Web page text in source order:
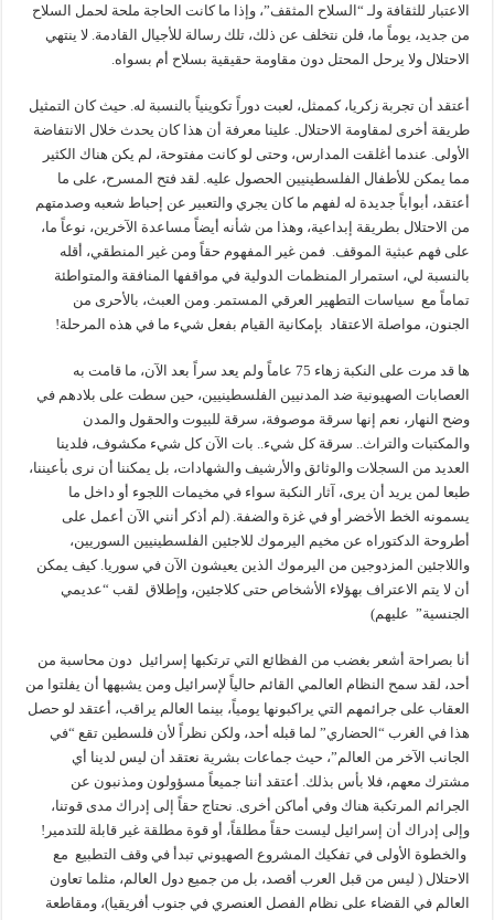
الاعتبار للثقافة ولـ “السلاح المثقف”، وإذا ما كانت الحاجة ملحة لحمل السلاح
من جديد، يوماً ما، فلن نتخلف عن ذلك، تلك رسالة للأجيال القادمة. لا ينتهي
الاحتلال ولا يرحل المحتل دون مقاومة حقيقية بسلاح أم بسواه.
أعتقد أن تجربة زكريا، كممثل، لعبت دوراً تكوينياً بالنسبة له. حيث كان التمثيل
طريقة أخرى لمقاومة الاحتلال. علينا معرفة أن هذا كان يحدث خلال الانتفاضة
الأولى. عندما أغلقت المدارس، وحتى لو كانت مفتوحة، لم يكن هناك الكثير
مما يمكن للأطفال الفلسطينيين الحصول عليه. لقد فتح المسرح، على ما
أعتقد، أبواباً جديدة له لفهم ما كان يجري والتعبير عن إحباط شعبه وصدمتهم
من الاحتلال بطريقة إبداعية، وهذا من شأنه أيضاً مساعدة الآخرين، نوعاً ما،
على فهم عبثية الموقف. فمن غير المفهوم حقاً ومن غير المنطقي، أقله
بالنسبة لي، استمرار المنظمات الدولية في مواقفها المنافقة والمتواطئة
تماماً مع سياسات التطهير العرقي المستمر. ومن العبث، بالأحرى من
الجنون، مواصلة الاعتقاد بإمكانية القيام بفعل شيء ما في هذه المرحلة!
ها قد مرت على النكبة زهاء 75 عاماً ولم يعد سراً بعد الآن، ما قامت به
العصابات الصهيونية ضد المدنيين الفلسطينيين، حين سطت على بلادهم في
وضح النهار، نعم إنها سرقة موصوفة، سرقة للبيوت والحقول والمدن
والمكتبات والتراث.. سرقة كل شيء.. بات الآن كل شيء مكشوف، فلدينا
العديد من السجلات والوثائق والأرشيف والشهادات، بل يمكننا أن نرى بأعيننا،
طبعا لمن يريد أن يرى، آثار النكبة سواء في مخيمات اللجوء أو داخل ما
يسمونه الخط الأخضر أو في غزة والضفة. (لم أذكر أنني الآن أعمل على
أطروحة الدكتوراه عن مخيم اليرموك للاجئين الفلسطينيين السوريين،
واللاجئين المزدوجين من اليرموك الذين يعيشون الآن في سوريا. كيف يمكن
أن لا يتم الاعتراف بهؤلاء الأشخاص حتى كلاجئين، وإطلاق لقب “عديمي
الجنسية” عليهم)
أنا بصراحة أشعر بغضب من الفظائع التي ترتكبها إسرائيل دون محاسبة من
أحد، لقد سمح النظام العالمي القائم حالياً لإسرائيل ومن يشبهها أن يفلتوا من
العقاب على جرائمهم التي يراكبونها يومياً، بينما العالم يراقب، أعتقد لو حصل
هذا في الغرب “الحضاري” لما قبله أحد، ولكن نظراً لأن فلسطين تقع “في
الجانب الآخر من العالم”، حيث جماعات بشرية نعتقد أن ليس لدينا أي
مشترك معهم، فلا بأس بذلك. أعتقد أننا جميعاً مسؤولون ومذنبون عن
الجرائم المرتكبة هناك وفي أماكن أخرى. نحتاج حقاً إلى إدراك مدى قوتنا،
وإلى إدراك أن إسرائيل ليست حقاً مطلقاً، أو قوة مطلقة غير قابلة للتدمير!
والخطوة الأولى في تفكيك المشروع الصهيوني تبدأ في وقف التطبيع مع
الاحتلال ( ليس من قبل العرب أقصد، بل من جميع دول العالم، مثلما تعاون
العالم في القضاء على نظام الفصل العنصري في جنوب أفريقيا)، ومقاطعة